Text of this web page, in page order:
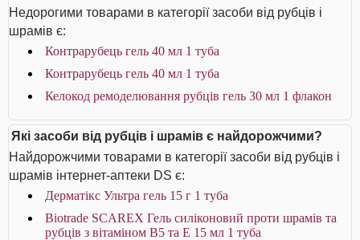
Недорогими товарами в категорії засоби від рубців і
шрамів є:
Контрарубець гель 40 мл 1 туба
Контрарубець гель 40 мл 1 туба
Келокод ремоделювання рубців гель 30 мл 1 флакон
Які засоби від рубців і шрамів є найдорожчими?
Найдорожчими товарами в категорії засоби від рубців і
шрамів інтернет-аптеки DS є:
Дерматікс Ультра гель 15 г 1 туба
Biotrade SCAREX Гель силіконовий проти шрамів та
рубців з вітаміном В5 та Е 15 мл 1 туба